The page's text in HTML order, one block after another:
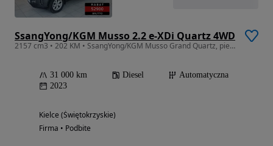
SsangYong/KGM Musso 2.2 e-XDi Quartz 4WD
2157 cm3 • 202 KM • SsangYong/KGM Musso Grand Quartz, pierwszy właściciel, mały przebieg!
31 000 km Diesel
Automatyczna
2023
Kielce (Świętokrzyskie)
Firma • Podbite